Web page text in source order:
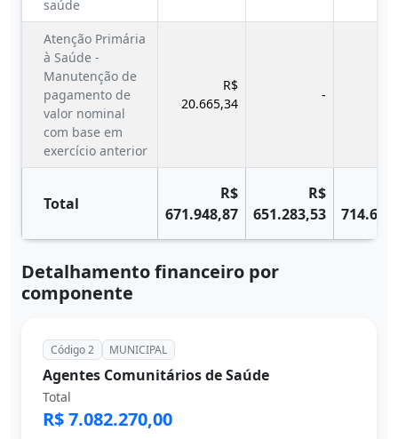
saúde
Atenção Primária
à Saúde -
Manutenção de
pagamento de
valor nominal
com base em
exercício anterior
R$
20.665,34
-
Total
R$
671.948,87
R$
651.283,53
Detalhamento financeiro por
componente
Código 2 MUNICIPAL
Agentes Comunitários de Saúde
Total
R$ 7.082.270,00